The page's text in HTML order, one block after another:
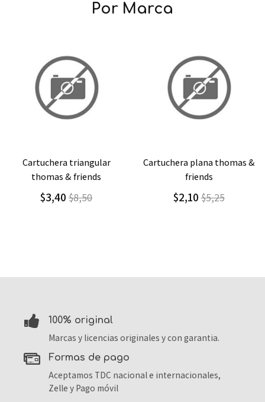
Por Marca
Agregar Detalle
friends
$2,10 $5,25
Agregar Detalle
bolso termico thomas &
friends
$11,00 $15,71
100% original
Marcas y licencias originales y con garantia.
formas de pago
Aceptamos TDC nacional e internacionales,
Zelle y Pago móvil